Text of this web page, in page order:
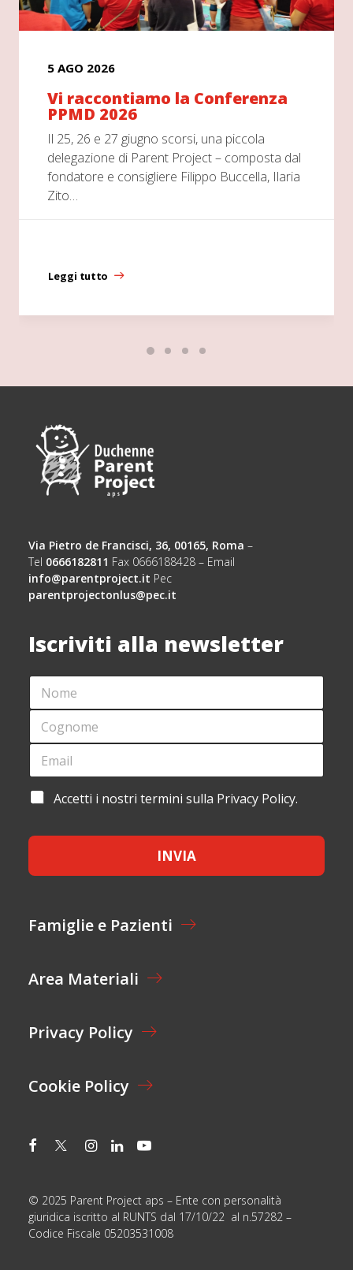
5 AGO 2026
Vi raccontiamo la Conferenza
PPMD 2026
Il 25, 26 e 27 giugno scorsi, una piccola
delegazione di Parent Project – composta dal
fondatore e consigliere Filippo Buccella, Ilaria
Zito…
Leggi tutto
Via Pietro de Francisci, 36, 00165, Roma –
Tel 0666182811 Fax 0666188428 – Email
info@parentproject.it Pec
parentprojectonlus@pec.it
Iscriviti alla newsletter
N
M
*
C
G
O
E
A
C
E
T
A
O
E
M
L
E
A
I
L
A
E
T
O
*
Accetti i nostri termini sulla Privacy Policy.
INVIA
Famiglie e Pazienti
Area Materiali
Privacy Policy
Cookie Policy
© 2025 Parent Project aps – Ente con personalità
giuridica iscritto al RUNTS dal 17/10/22 al n.57282 –
Codice Fiscale 05203531008